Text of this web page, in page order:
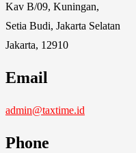
Kav B/09, Kuningan,
Setia Budi, Jakarta Selatan
Jakarta, 12910
Email
admin@taxtime.id
Phone